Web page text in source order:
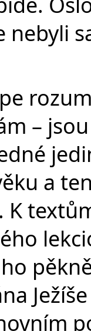
nebyli
–
a
K